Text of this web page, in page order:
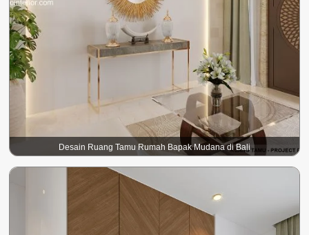
Desain Ruang Tamu Rumah Bapak Mudana di Bali